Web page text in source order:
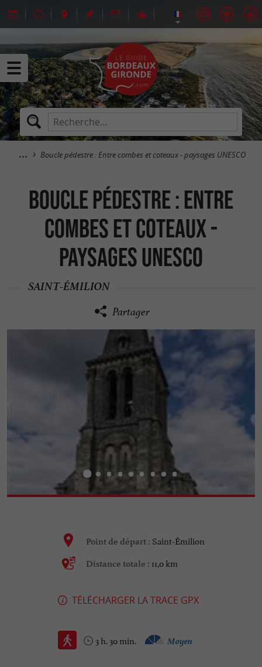
Boucle pédestre : Entre combes et coteaux - paysages UNESCO
Boucle pédestre : Entre
combes et coteaux -
paysages UNESCO
SAINT-ÉMILION
Partager
Point de départ : Saint-Émilion
Distance totale : 11,0 km
TÉLÉCHARGER LA TRACE GPX
3 h. 30 min. Moyen